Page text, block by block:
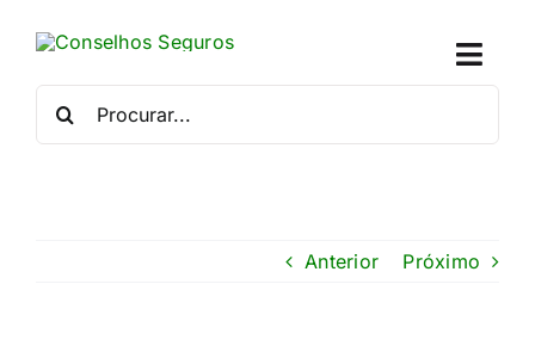
content
por:
Anterior Próximo